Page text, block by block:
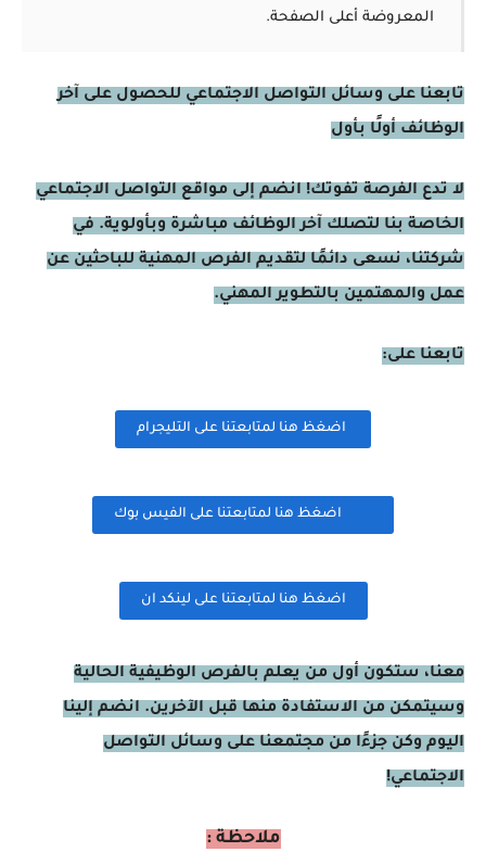
المعروضة أعلى الصفحة.
تابعنا على وسائل التواصل الاجتماعي للحصول على آخر
الوظائف أولًا بأول
لا تدع الفرصة تفوتك! انضم إلى مواقع التواصل الاجتماعي
الخاصة بنا لتصلك آخر الوظائف مباشرة وبأولوية. في
شركتنا، نسعى دائمًا لتقديم الفرص المهنية للباحثين عن
عمل والمهتمين بالتطوير المهني.
تابعنا على:
اضغظ هنا لمتابعتنا على التليجرام
اضغظ هنا لمتابعتنا على الفيس بوك
اضغظ هنا لمتابعتنا على لينكد ان
معنا، ستكون أول من يعلم بالفرص الوظيفية الحالية
وسيتمكن من الاستفادة منها قبل الآخرين. انضم إلينا
اليوم وكن جزءًا من مجتمعنا على وسائل التواصل
الاجتماعي!
ملاحظة :